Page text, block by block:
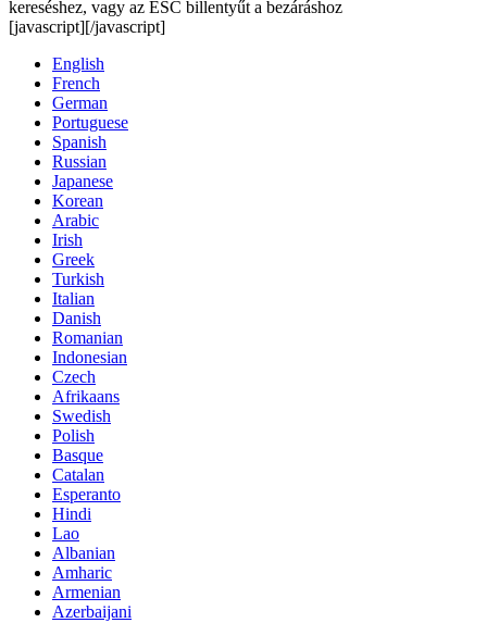
kereséshez, vagy az ESC billentyűt a bezáráshoz
[javascript][/javascript]
English
French
German
Portuguese
Spanish
Russian
Japanese
Korean
Arabic
Irish
Greek
Turkish
Italian
Danish
Romanian
Indonesian
Czech
Afrikaans
Swedish
Polish
Basque
Catalan
Esperanto
Hindi
Lao
Albanian
Amharic
Armenian
Azerbaijani